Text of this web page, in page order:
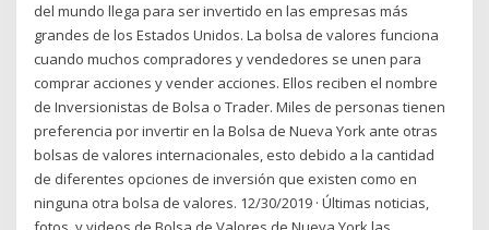
del mundo llega para ser invertido en las empresas más
grandes de los Estados Unidos. La bolsa de valores funciona
cuando muchos compradores y vendedores se unen para
comprar acciones y vender acciones. Ellos reciben el nombre
de Inversionistas de Bolsa o Trader. Miles de personas tienen
preferencia por invertir en la Bolsa de Nueva York ante otras
bolsas de valores internacionales, esto debido a la cantidad
de diferentes opciones de inversión que existen como en
ninguna otra bolsa de valores. 12/30/2019 · Últimas noticias,